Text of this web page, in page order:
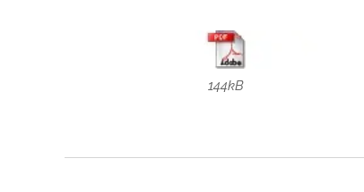
144kB